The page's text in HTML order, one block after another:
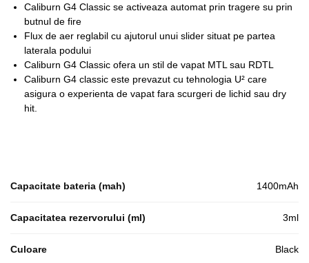
Caliburn G4 Classic se activeaza automat prin tragere su prin
butnul de fire
Flux de aer reglabil cu ajutorul unui slider situat pe partea
laterala podului
Caliburn G4 Classic ofera un stil de vapat MTL sau RDTL
Caliburn G4 classic este prevazut cu tehnologia U² care
asigura o experienta de vapat fara scurgeri de lichid sau dry
hit.
Capacitate bateria (mah) 1400mAh
Capacitatea rezervorului (ml) 3ml
Culoare Black